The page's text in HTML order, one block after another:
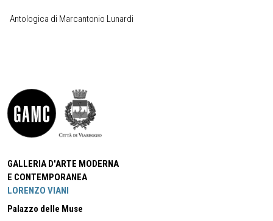
Antologica di Marcantonio Lunardi
GALLERIA D'ARTE MODERNA
E CONTEMPORANEA
LORENZO VIANI
Palazzo delle Muse